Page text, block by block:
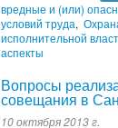
вредные и (или)
условий труда,
исполнительной
аспекты
Вопросы
совещания в
10 октября 2013 г.